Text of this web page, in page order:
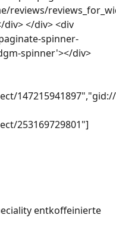
reviews/
div> </div> <div
spinner-
spinner'></div>
253169729801"]
entkoffeinierte